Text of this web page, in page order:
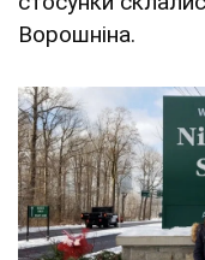
Ворошніна.